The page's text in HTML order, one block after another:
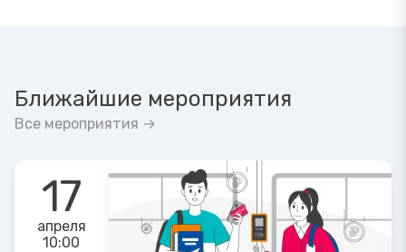
Ближайшие мероприятия
Все мероприятия →
17
апреля
10:00